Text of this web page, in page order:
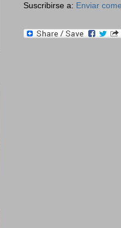
Suscribirse a: Enviar